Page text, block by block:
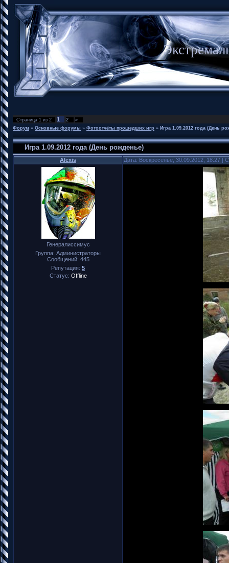
Страница 1 из 2 1 2
»
Форум » Основные форумы » Фотоотчёты прошедших игр » Игра 1.09.2012 года (День
Игра 1.09.2012 года (День рожденье)
Alexis Дата: Воскресенье, 30.09.2012, 18:27 |
Генералиссимус
Группа: Администраторы
Сообщений: 445
Репутация: 5
Статус: Offline